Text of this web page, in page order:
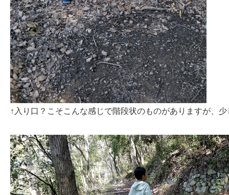
↑入り口？こそこんな感じで階段状のものがありますが、